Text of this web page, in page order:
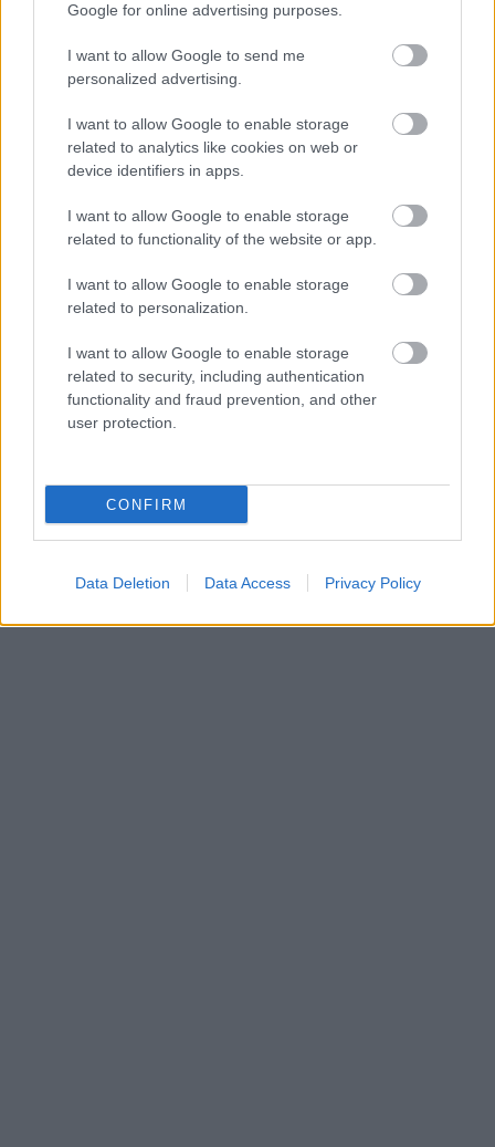
Google for online advertising purposes.
I want to allow Google to send me
personalized advertising.
I want to allow Google to enable storage
related to analytics like cookies on web or
device identifiers in apps.
I want to allow Google to enable storage
related to functionality of the website or app.
I want to allow Google to enable storage
related to personalization.
I want to allow Google to enable storage
related to security, including authentication
functionality and fraud prevention, and other
user protection.
CONFIRM
Data Deletion Data Access Privacy Policy
Οι επανεκδόσεις που πρέπει να δεις στα
PODCASTS
Η Maria Rolls χωρίς φίλτρο